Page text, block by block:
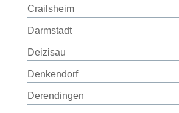
Crailsheim
Darmstadt
Deizisau
Denkendorf
Derendingen